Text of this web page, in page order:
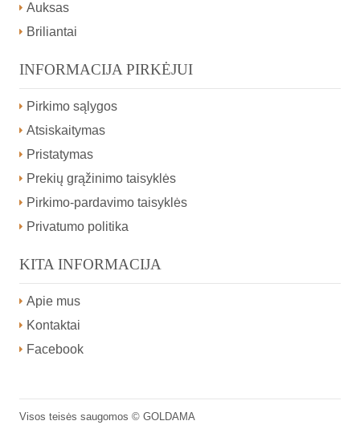
Auksas
Briliantai
INFORMACIJA PIRKĖJUI
Pirkimo sąlygos
Atsiskaitymas
Pristatymas
Prekių grąžinimo taisyklės
Pirkimo-pardavimo taisyklės
Privatumo politika
KITA INFORMACIJA
Apie mus
Kontaktai
Facebook
Visos teisės saugomos © GOLDAMA